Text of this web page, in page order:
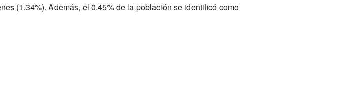
(1.34%). Además, el 0.45% de la población se identificó como